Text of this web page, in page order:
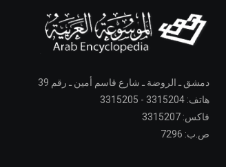
دمشق ـ الروضة ـ شارع قاسم أمين ـ رقم 39
هاتف: 3315204 - 3315205
فاكس: 3315207
ص.ب: 7296